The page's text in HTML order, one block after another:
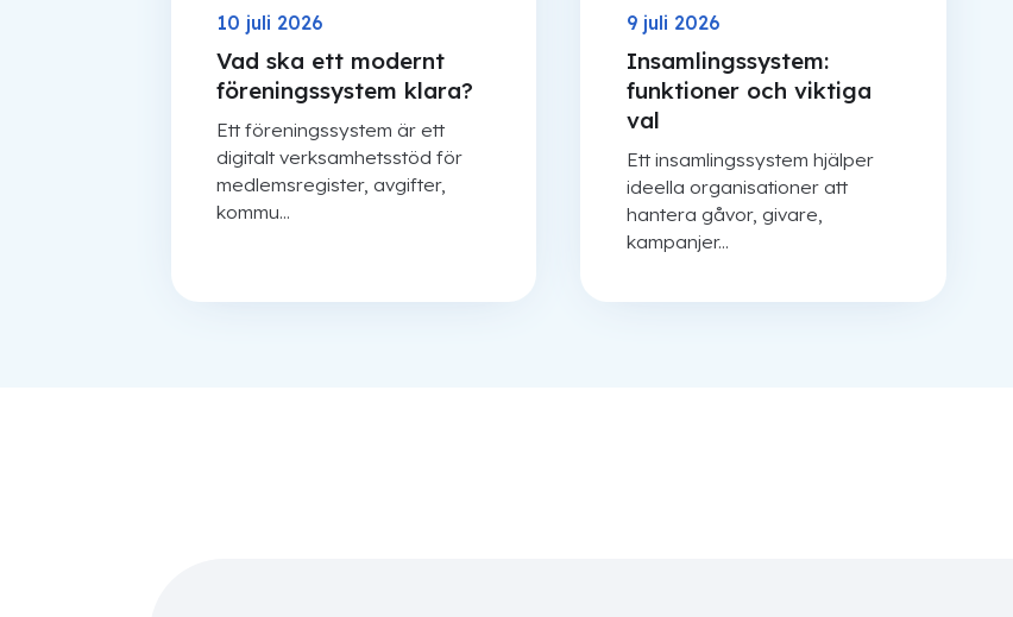
10 juli 2026
Vad ska ett modernt
föreningssystem klara?
Ett föreningssystem är ett
digitalt verksamhetsstöd för
medlemsregister, avgifter,
kommu...
9 juli 2026
Insamlingssystem:
funktioner och viktiga
val
Ett insamlingssystem hjälper
ideella organisationer att
hantera gåvor, givare,
kampanjer...